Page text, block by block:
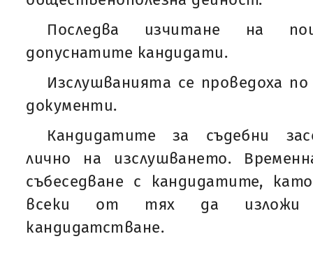
Последва изчитане на
допуснатите кандидати.
Изслушванията се проведоха
документи.
Кандидатите за съдебни
лично на изслушването.
събеседване с кандидатите,
всеки от тях да
кандидатстване.